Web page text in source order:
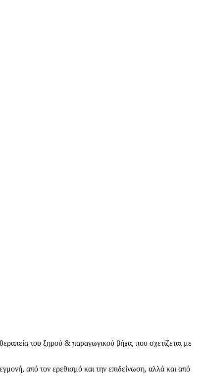
του ξηρού & παραγωγικού βήχα, που σχετίζεται με
από τον ερεθισμό και την επιδείνωση, αλλά και από